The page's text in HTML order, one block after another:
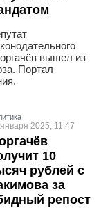
вышел из
Портал
2025, 11:47
10
рублей с
за
репост